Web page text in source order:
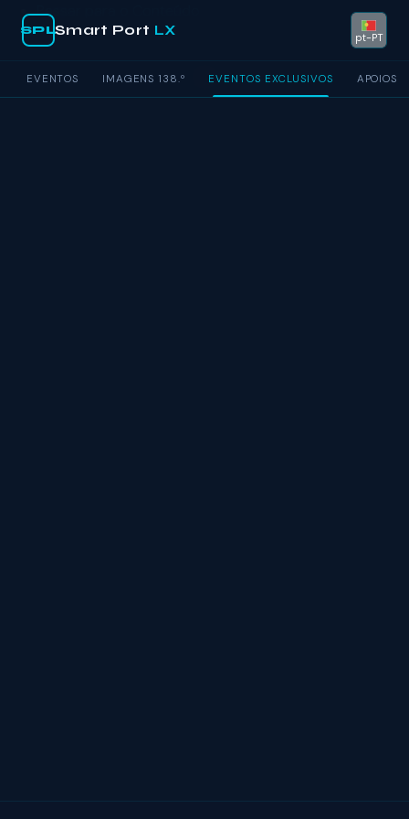
Passar para o Conteúdo
SPLSmart Port LX pt-PT
EVENTOS IMAGENS 138.º EVENTOS EXCLUSIVOS APOIOS